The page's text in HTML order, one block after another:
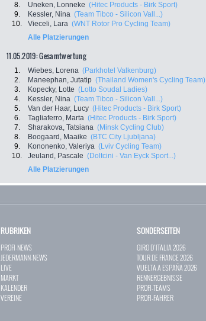
8.
Uneken, Lonneke (Hitec Products - Birk Sport)
9.
Kessler, Nina (Team Tibco - Silicon Vall...)
10.
Vieceli, Lara (WNT Rotor Pro Cycling Team)
Alle Platzierungen
11.05.2019: Gesamtwertung
1. Wiebes, Lorena (Parkhotel Valkenburg)
2.
Maneephan, Jutatip (Thailand Women's Cycling Team)
3.
Kopecky, Lotte (Lotto Soudal Ladies)
4.
Kessler, Nina (Team Tibco - Silicon Vall...)
5.
Van der Haar, Lucy (Hitec Products - Birk Sport)
6.
Tagliaferro, Marta (Hitec Products - Birk Sport)
7.
Sharakova, Tatsiana (Minsk Cycling Club)
8.
Boogaard, Maaike (BTC City Ljubljana)
9.
Kononenko, Valeriya (Lviv Cycling Team)
10.
Jeuland, Pascale (Doltcini - Van Eyck Sport...)
Alle Platzierungen
RUBRIKEN
PROFI-NEWS
JEDERMANN-NEWS
LIVE
MARKT
KALENDER
VEREINE
SONDERSEITEN
GIRO D`ITALIA 2026
TOUR DE FRANCE 2026
VUELTA A ESPAÑA 2026
RENNERGEBNISSE
PROFI-TEAMS
PROFI-FAHRER